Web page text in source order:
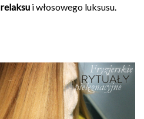
relaksu i włosowego luksusu.